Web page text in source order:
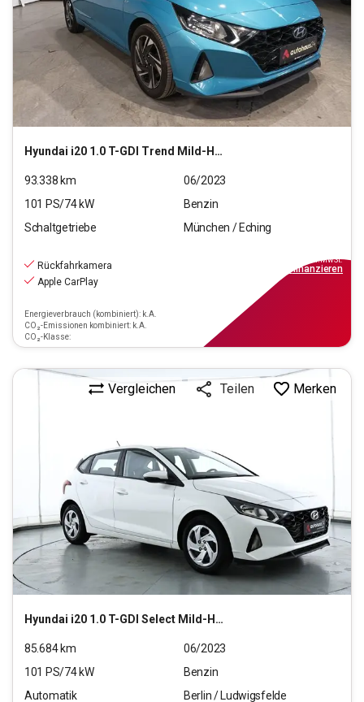
Hyundai i20 1.0 T-GDI Trend Mild-Hybrid
93.338 km
06/2023
101 PS/74kW
Benzin
Schaltgetriebe
München / Eching
Rückfahrkamera
Apple CarPlay
Energieverbrauch (kombiniert): k.A.
CO₂-Emissionen kombiniert: k.A.
CO₂-Klasse:
inkl.MwSt.
finanzieren
Hyundai i20 1.0 T-GDI Select Mild-Hybrid (EURO 6d)(OPF)
Vergleichen Teilen Merken
85.684km
06/2023
101 PS/74kW
Benzin
Automatik
Berlin / Ludwigsfelde